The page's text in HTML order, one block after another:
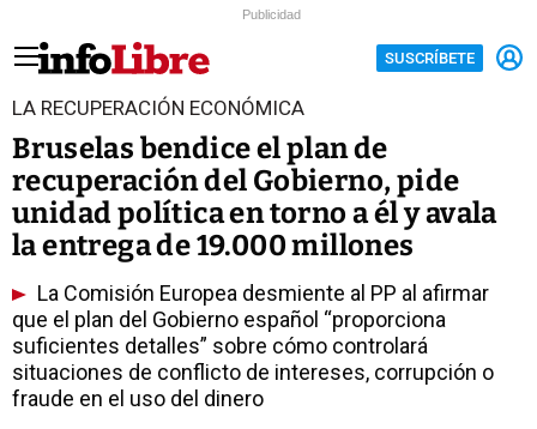
Publicidad
SUSCRÍBETE
LA RECUPERACIÓN ECONÓMICA
Bruselas bendice el plan de
recuperación del Gobierno, pide
unidad política en torno a él y avala
la entrega de 19.000 millones
La Comisión Europea desmiente al PP al afirmar
que el plan del Gobierno español “proporciona
suficientes detalles” sobre cómo controlará
situaciones de conflicto de intereses, corrupción o
fraude en el uso del dinero